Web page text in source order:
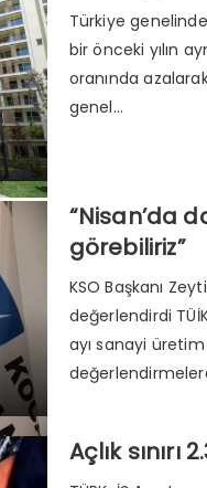
Türkiye
bir önceki yılın
oranında
genel...
“Nisan’da
görebiliriz”
KSO Başkanı
değerlendirdi
ayı sanayi
Açlık sınırı